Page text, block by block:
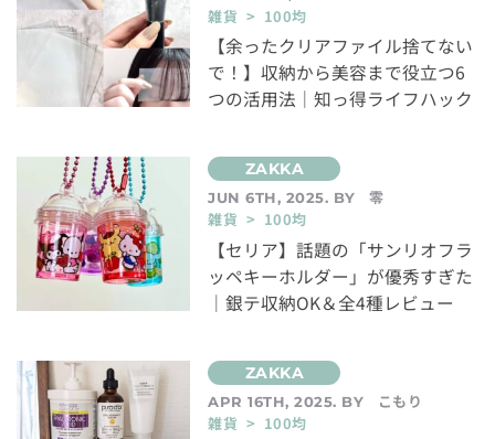
雑貨 > 100均
【余ったクリアファイル捨てない
で！】収納から美容まで役立つ6
つの活用法｜知っ得ライフハック
JUN 6TH, 2025. BY
零
雑貨 > 100均
【セリア】話題の「サンリオフラ
ッペキーホルダー」が優秀すぎた
｜銀テ収納OK＆全4種レビュー
APR 16TH, 2025. BY
こもり
雑貨 > 100均